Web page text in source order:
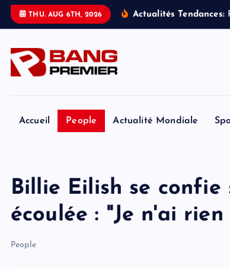
THU. AUG 6TH, 2026 Actualités Tendances:
Accueil People Actualité Mondiale
Billie Eilish se confie
écoulée : "Je n'ai
People